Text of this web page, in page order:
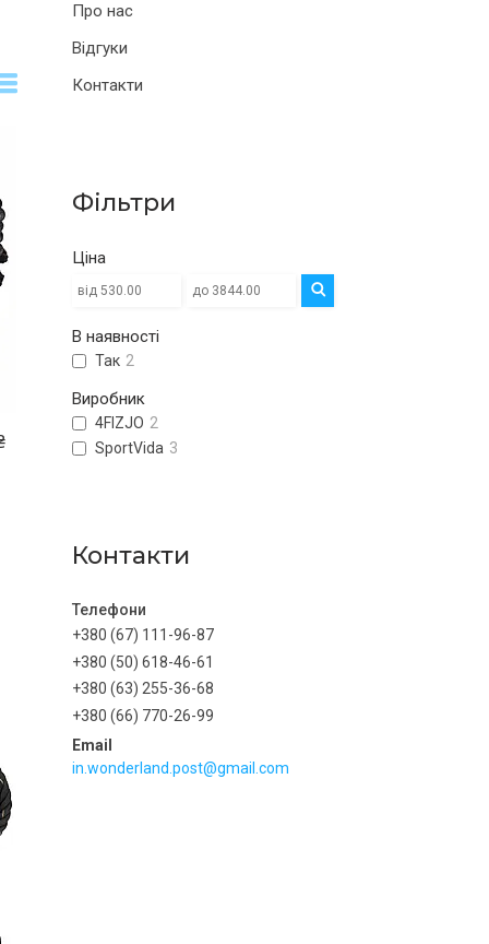
Про нас
Відгуки
Контакти
Фільтри
Ціна
В наявності
Так 2
Виробник
4FIZJO 2
SportVida 3
Контакти
+380 (67) 111-96-87
+380 (50) 618-46-61
+380 (63) 255-36-68
+380 (66) 770-26-99
in.wonderland.post@gmail.com